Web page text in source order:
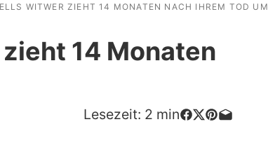
WITWER ZIEHT 14 MONATEN NACH IHREM TOD UM
14 Monaten
Lesezeit: 2 min